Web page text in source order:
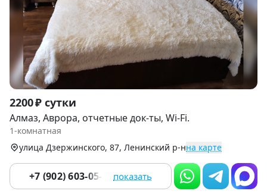
Item
1
of
2200 ₽ сутки
Алмаз, Аврора, отчетные док-ты, Wi-Fi.
1-комнатная
улица Дзержинского, 87, Ленинский р-нна карте
+7 (902) 603-05-15 показать